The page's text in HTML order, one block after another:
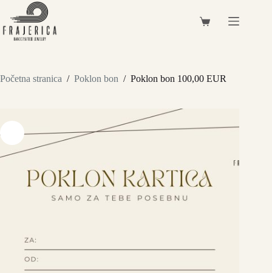
Preskoči
sadržaj
Košarica
Početna stranica / Poklon bon / Poklon bon 100,00 EUR